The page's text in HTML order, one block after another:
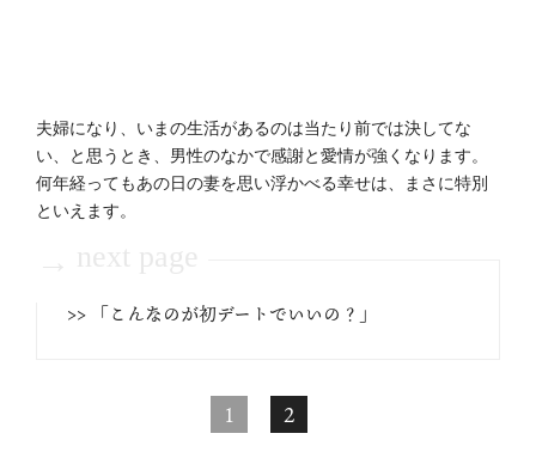
夫婦になり、いまの生活があるのは当たり前では決してな
い、と思うとき、男性のなかで感謝と愛情が強くなります。
何年経ってもあの日の妻を思い浮かべる幸せは、まさに特別
といえます。
>> 「こんなのが初デートでいいの？」
1 2